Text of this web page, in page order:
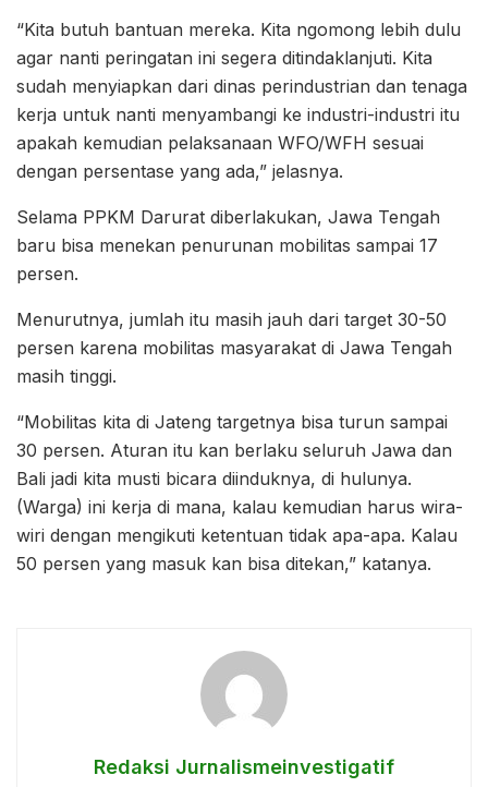
“Kita butuh bantuan mereka. Kita ngomong lebih dulu
agar nanti peringatan ini segera ditindaklanjuti. Kita
sudah menyiapkan dari dinas perindustrian dan tenaga
kerja untuk nanti menyambangi ke industri-industri itu
apakah kemudian pelaksanaan WFO/WFH sesuai
dengan persentase yang ada,” jelasnya.
Selama PPKM Darurat diberlakukan, Jawa Tengah
baru bisa menekan penurunan mobilitas sampai 17
persen.
Menurutnya, jumlah itu masih jauh dari target 30-50
persen karena mobilitas masyarakat di Jawa Tengah
masih tinggi.
“Mobilitas kita di Jateng targetnya bisa turun sampai
30 persen. Aturan itu kan berlaku seluruh Jawa dan
Bali jadi kita musti bicara diinduknya, di hulunya.
(Warga) ini kerja di mana, kalau kemudian harus wira-
wiri dengan mengikuti ketentuan tidak apa-apa. Kalau
50 persen yang masuk kan bisa ditekan,” katanya.
Redaksi Jurnalismeinvestigatif